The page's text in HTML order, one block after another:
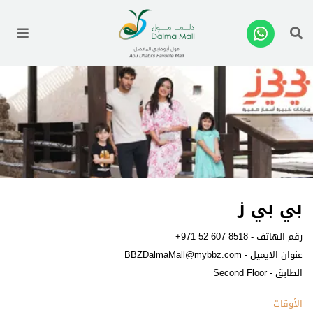
بي بي ز
رقم الهاتف -+971 52 607 8518
عنوان الايميل - BBZDalmaMall@mybbz.com
الطابق - Second Floor
الأوقات